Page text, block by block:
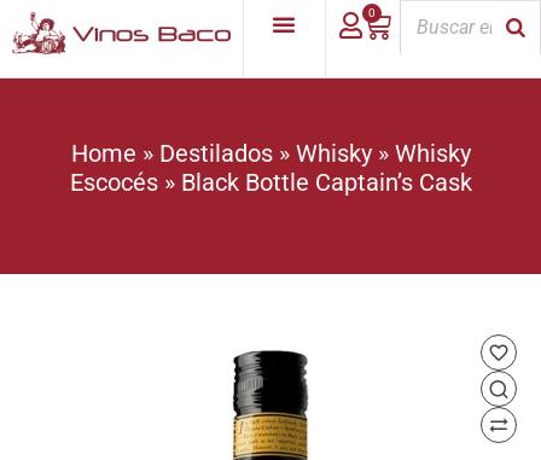
0
Home » Destilados» Whisky» Whisky
Escocés» Black Bottle Captain’s Cask